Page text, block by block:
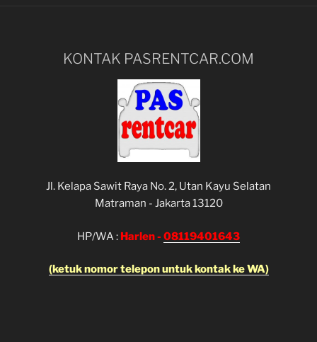
KONTAK PASRENTCAR.COM
Jl. Kelapa Sawit Raya No. 2, Utan Kayu Selatan
Matraman - Jakarta 13120
HP/WA : Harlen - 08119401643
(ketuk nomor telepon untuk kontak ke WA)